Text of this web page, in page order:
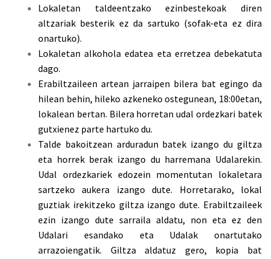
Lokaletan taldeentzako ezinbestekoak diren
altzariak besterik ez da sartuko (sofak-eta ez dira
onartuko).
Lokaletan alkohola edatea eta erretzea debekatuta
dago.
Erabiltzaileen artean jarraipen bilera bat egingo da
hilean behin, hileko azkeneko ostegunean, 18:00etan,
lokalean bertan. Bilera horretan udal ordezkari batek
gutxienez parte hartuko du.
Talde bakoitzean arduradun batek izango du giltza
eta horrek berak izango du harremana Udalarekin.
Udal ordezkariek edozein momentutan lokaletara
sartzeko aukera izango dute. Horretarako, lokal
guztiak irekitzeko giltza izango dute. Erabiltzaileek
ezin izango dute sarraila aldatu, non eta ez den
Udalari esandako eta Udalak onartutako
arrazoiengatik. Giltza aldatuz gero, kopia bat